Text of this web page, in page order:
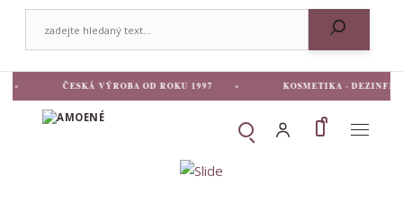
ČESKÁ VÝROBA OD ROKU 1997 KOSMETIKA · DEZINFEKCE
Hledat MENU